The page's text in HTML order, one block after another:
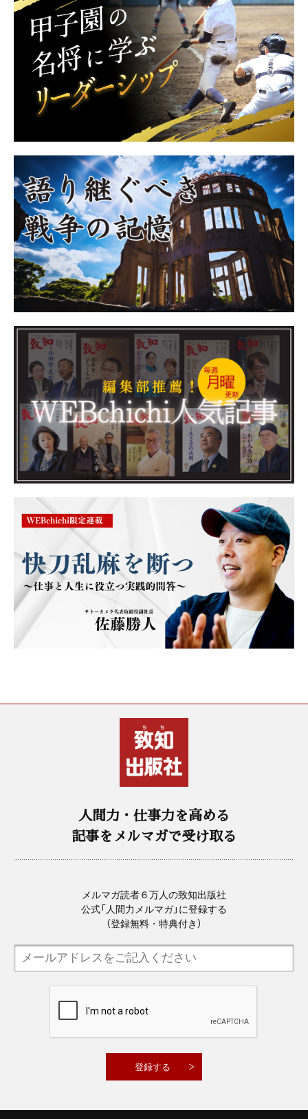
人間力・仕事力を高める
記事をメルマガで受け取る
メルマガ読者６万人の致知出版社
公式「人間力メルマガ」に登録する
（登録無料・特典付き）